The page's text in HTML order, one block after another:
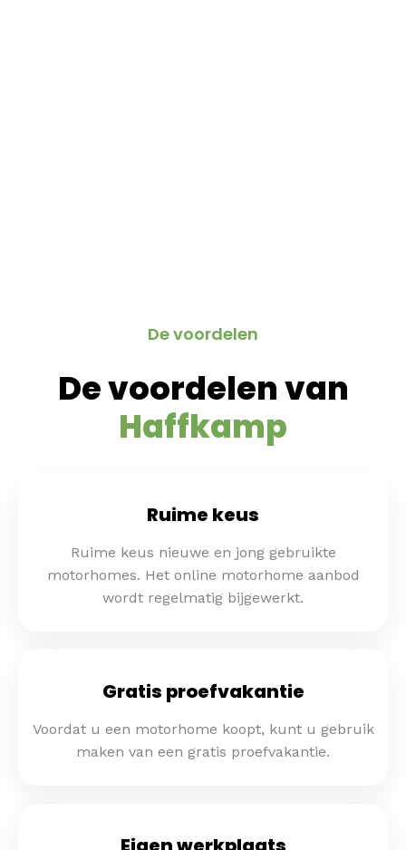
De voordelen​
De voordelen van
Haffkamp
Ruime keus
Ruime keus nieuwe en jong gebruikte
motorhomes. Het online motorhome aanbod
wordt regelmatig bijgewerkt.
Gratis proefvakantie
Voordat u een motorhome koopt, kunt u gebruik
maken van een gratis proefvakantie.